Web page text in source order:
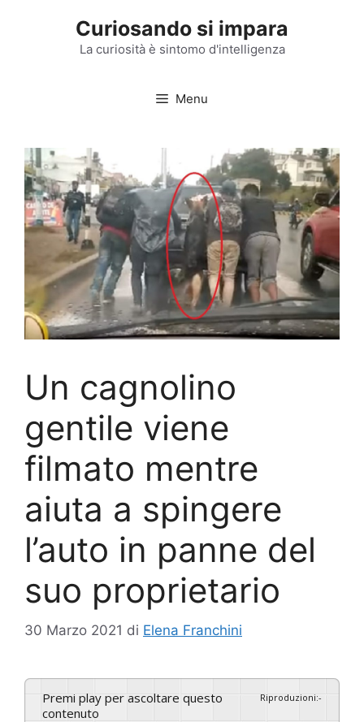
Curiosando si impara
La curiosità è sintomo d'intelligenza
Menu
Un cagnolino
gentile viene
filmato mentre
aiuta a spingere
l’auto in panne del
suo proprietario
30 Marzo 2021 di Elena Franchini
Premi play per ascoltare questo
contenuto
Riproduzioni:-